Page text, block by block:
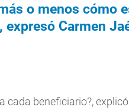
o menos cómo
Carmen
beneficiario?,